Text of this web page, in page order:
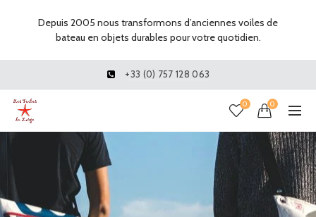
+33 (0) 757 128 063
0 0
Depuis 2005 nous transformons d’anciennes voiles de
bateau en objets durables pour votre quotidien.